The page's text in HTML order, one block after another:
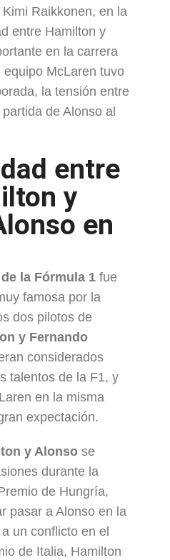
Raikkonen, en la
entre Hamilton y
en la carrera
McLaren tuvo
la tensión entre
de Alonso al
entre
y
en
la Fórmula 1 fue
famosa por la
dos pilotos de
y Fernando
considerados
talentos de la F1, y
en la misma
expectación.
y Alonso se
durante la
de Hungría,
pasar a Alonso en la
un conflicto en el
de Italia, Hamilton